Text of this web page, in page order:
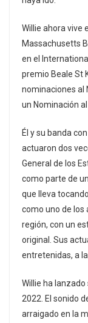
Willie ahora vive
Massachusetts
en el
premio Beale St
nominaciones al
un Nominación
Él y su banda
actuaron dos
General de los
como parte de
que lleva
como uno de los
región, con un
original. Sus
entretenidas, a
Willie ha lanzado
2022. El sonido
arraigado en la